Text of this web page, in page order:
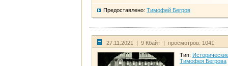
Предоставлено: Тимофей Бегров
27.11.2021 | 9 Кбайт | просмотров: 1041
Тип:
Тимофея Бегрова